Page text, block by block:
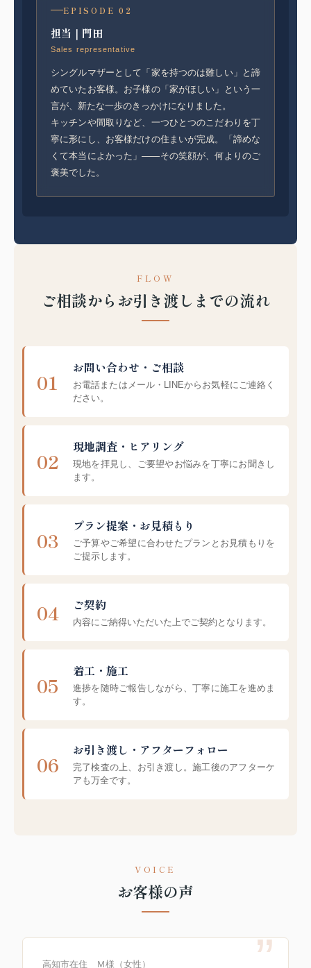
EPISODE 02
担当｜門田
Sales representative
シングルマザーとして「家を持つのは難しい」と諦
めていたお客様。お子様の「家がほしい」という一
言が、新たな一歩のきっかけになりました。
キッチンや間取りなど、一つひとつのこだわりを丁
寧に形にし、お客様だけの住まいが完成。「諦めな
くて本当によかった」――その笑顔が、何よりのご
褒美でした。
FLOW
ご相談からお引き渡しまでの流れ
お問い合わせ・ご相談
お電話またはメール・LINEからお気軽にご連絡く
ださい。
現地調査・ヒアリング
現地を拝見し、ご要望やお悩みを丁寧にお聞きし
ます。
プラン提案・お見積もり
ご予算やご希望に合わせたプランとお見積もりを
ご提示します。
ご契約
内容にご納得いただいた上でご契約となります。
着工・施工
進捗を随時ご報告しながら、丁寧に施工を進めま
す。
お引き渡し・アフターフォロー
完了検査の上、お引き渡し。施工後のアフターケ
アも万全です。
VOICE
お客様の声
高知市在住 Ｍ様（女性）